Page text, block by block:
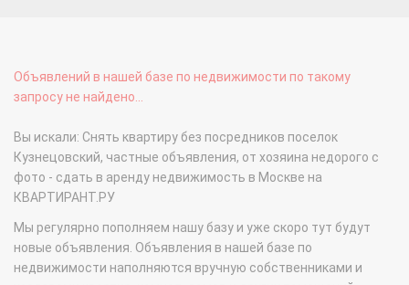
Объявлений в нашей базе по недвижимости по такому
запросу не найдено...
Вы искали: Снять квартиру без посредников поселок
Кузнецовский, частные объявления, от хозяина недорого с
фото - сдать в аренду недвижимость в Москве на
КВАРТИРАНТ.РУ
Мы регулярно пополняем нашу базу и уже скоро тут будут
новые объявления. Объявления в нашей базе по
недвижимости наполняются вручную собственниками и